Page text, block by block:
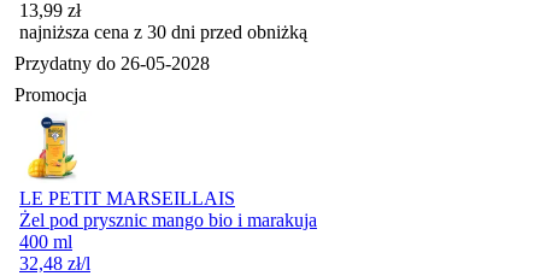
13,99 zł
najniższa cena z 30 dni przed obniżką
Przydatny do 26-05-2028
Promocja
LE PETIT MARSEILLAIS
Żel pod prysznic mango bio i marakuja
400 ml
32,48 zł/l